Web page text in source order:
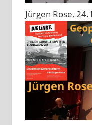
Jürgen Rose,